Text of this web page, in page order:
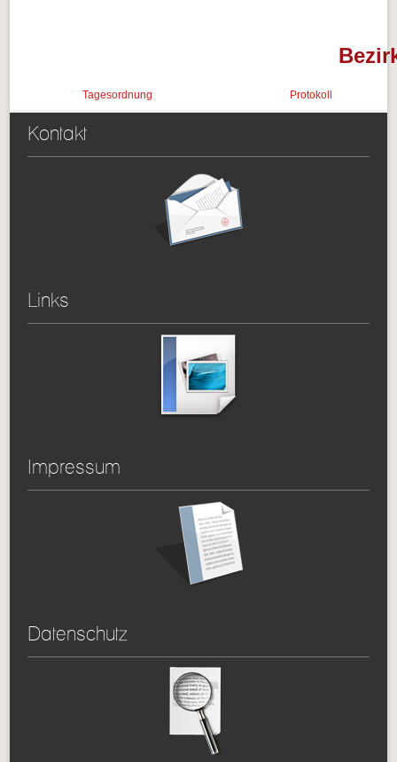
Tagesordnung Protokoll
Kontakt
Links
Impressum
Datenschutz